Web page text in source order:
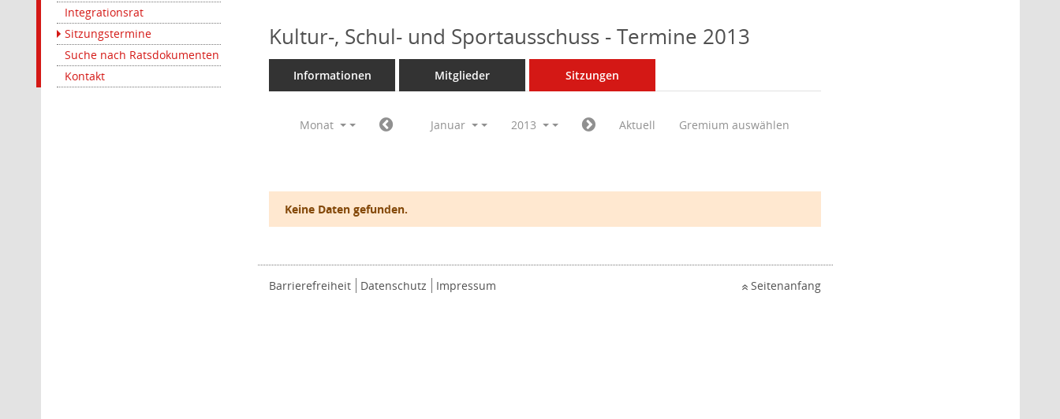
Integrationsrat
Sitzungstermine
Suche nach Ratsdokumenten
Kontakt
Kultur-, Schul- und Sportausschuss - Termine 2013
Informationen Mitglieder Sitzungen
Monat Januar 2013 Aktuell Gremium auswählen
Keine Daten gefunden.
Barrierefreiheit Datenschutz Impressum Seitenanfang